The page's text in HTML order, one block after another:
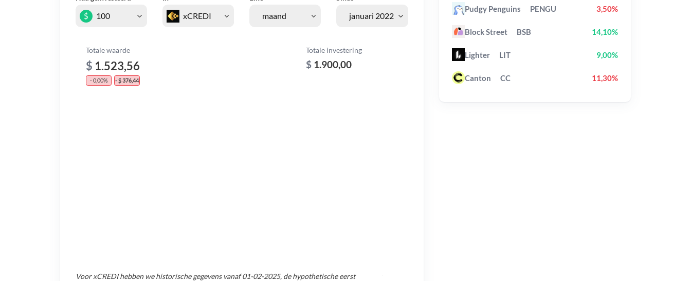
$
Totale waarde
$ 1.523,56
- 0,00% - $ 376,44
Totale investering
$ 1.900,00
VoorxCREDIhebben we historische gegevens vanaf01-02-2025, de hypothetische eerst
Pudgy Penguins PENGU 3,50%
Block Street BSB 14,10%
Lighter LIT 9,00%
Canton CC 11,30%